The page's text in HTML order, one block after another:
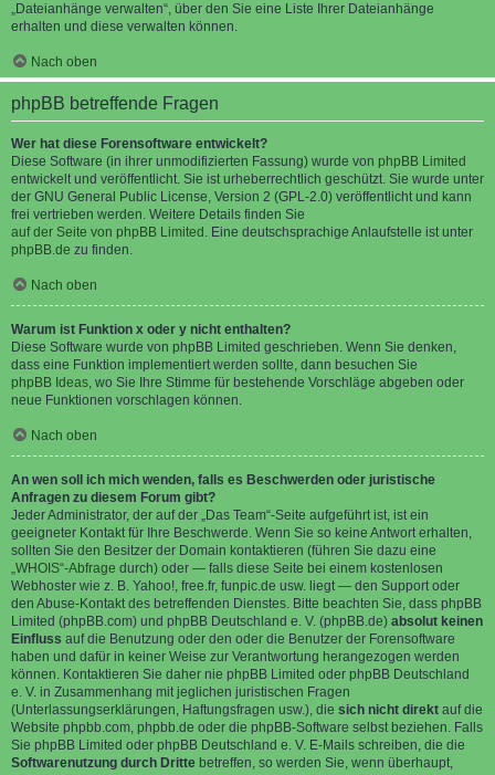
„Dateianhänge verwalten“, über den Sie eine Liste Ihrer Dateianhänge
erhalten und diese verwalten können.
Nach oben
phpBB betreffende Fragen
Wer hat diese Forensoftware entwickelt?
Diese Software (in ihrer unmodifizierten Fassung) wurde von phpBB Limited
entwickelt und veröffentlicht. Sie ist urheberrechtlich geschützt. Sie wurde unter
der GNU General Public License, Version 2 (GPL-2.0) veröffentlicht und kann
frei vertrieben werden. Weitere Details finden Sie
auf der Seite von phpBB Limited . Eine deutschsprachige Anlaufstelle ist unter
phpBB.de zu finden.
Nach oben
Warum ist Funktion x oder y nicht enthalten?
Diese Software wurde von phpBB Limited geschrieben. Wenn Sie denken,
dass eine Funktion implementiert werden sollte, dann besuchen Sie
phpBB Ideas, wo Sie Ihre Stimme für bestehende Vorschläge abgeben oder
neue Funktionen vorschlagen können.
Nach oben
An wen soll ich mich wenden, falls es Beschwerden oder juristische
Anfragen zu diesem Forum gibt?
Jeder Administrator, der auf der „Das Team“-Seite aufgeführt ist, ist ein
geeigneter Kontakt für Ihre Beschwerde. Wenn Sie so keine Antwort erhalten,
sollten Sie den Besitzer der Domain kontaktieren (führen Sie dazu eine
„WHOIS“-Abfrage durch) oder — falls diese Seite bei einem kostenlosen
Webhoster wie z. B. Yahoo!, free.fr, funpic.de usw. liegt — den Support oder
den Abuse-Kontakt des betreffenden Dienstes. Bitte beachten Sie, dass phpBB
Limited (phpBB.com) und phpBB Deutschland e. V. (phpBB.de) absolut keinen
Einfluss auf die Benutzung oder den oder die Benutzer der Forensoftware
haben und dafür in keiner Weise zur Verantwortung herangezogen werden
können. Kontaktieren Sie daher nie phpBB Limited oder phpBB Deutschland
e. V. in Zusammenhang mit jeglichen juristischen Fragen
(Unterlassungserklärungen, Haftungsfragen usw.), die sich nicht direkt auf die
Website phpbb.com, phpbb.de oder die phpBB-Software selbst beziehen. Falls
Sie phpBB Limited oder phpBB Deutschland e. V. E-Mails schreiben, die die
Softwarenutzung durch Dritte betreffen, so werden Sie, wenn überhaupt,